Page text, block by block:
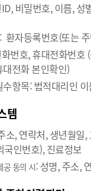
비밀번호, 이름, 성
환자등록번호(또는
번호, 휴대전화번호
전화 본인확인)
항목: 법적대리인
템
소, 연락처, 생년월일,
국인번호), 진료정보
공 동의 시: 성명, 주소,